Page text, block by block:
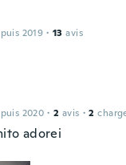
2019 · 13 avis
2020 · 2 avis · 2
adorei